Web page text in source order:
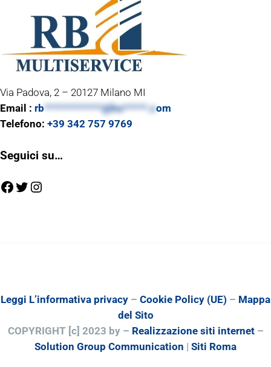
Via Padova, 2 – 20127 Milano MI
Email : rb************@ho*****.com
Telefono:+39 342 757 9769
Seguici su…
Facebook
Twitter
Instagram
Leggi L’informativa privacy – Cookie Policy (UE) – Mappa
del Sito
COPYRIGHT [c] 2023 by – Realizzazione siti internet–
Solution Group Communication | Siti Roma